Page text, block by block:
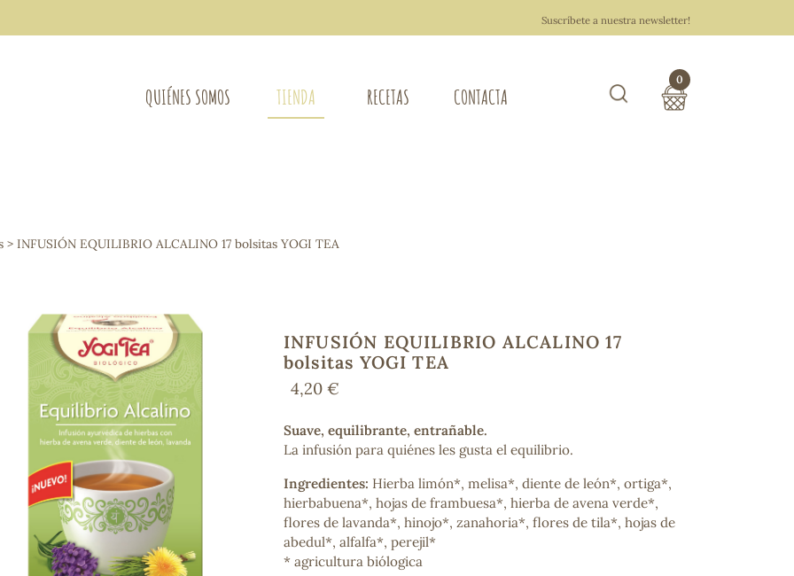
Suscríbete a nuestra newsletter!
QUIÉNES SOMOS TIENDA
Osteo-articular
Mujer
Sistema nervioso
Control de peso
Extracto de plantas
Ácidos Grasos
Depurativos
Bienestar emocional
Jalea Real
Memoria
Hierro
Deporte
Digestivos
Circulatorio, colesterol y glucosa
Superalimentos
Proteína
RECETAS CONTACTA
0
> INFUSIÓN EQUILIBRIO ALCALINO 17 bolsitas YOGI TEA
INFUSIÓN EQUILIBRIO ALCALINO 17
bolsitas YOGI TEA
4,20 €
Suave, equilibrante, entrañable.
La infusión para quiénes les gusta el equilibrio.
Ingredientes: Hierba limón*, melisa*, diente de león*, ortiga*,
hierbabuena*, hojas de frambuesa*, hierba de avena verde*,
flores de lavanda*, hinojo*, zanahoria*, flores de tila*, hojas de
abedul*, alfalfa*, perejil*
* agricultura biólogica